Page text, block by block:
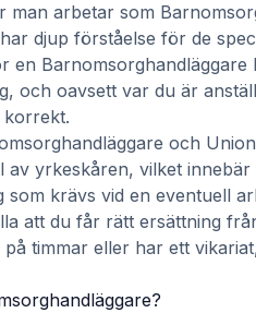
man arbetar som
djup förståelse för de
en Barnomsorghandläggare
och oavsett var du är
korrekt.
och
av yrkeskåren, vilket
krävs vid en eventuell
att du får rätt ersättning
timmar eller har ett
?